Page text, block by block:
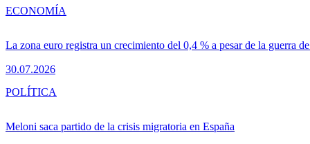
La zona euro registra un crecimiento del 0,4 % a pesar de la guerra
30.07.2026
ECONOMÍA
Meloni saca partido de la crisis migratoria en España
POLÍTICA